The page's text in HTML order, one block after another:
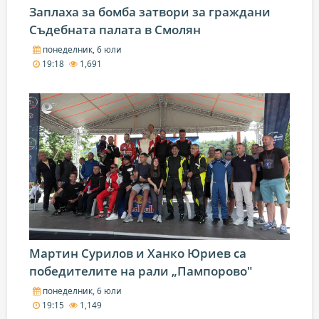
Заплаха за бомба затвори за граждани
Съдебната палата в Смолян
понеделник, 6 юли
19:18
1,691
Мартин Сурилов и Ханко Юриев са
победителите на рали „Пампорово"
понеделник, 6 юли
19:15
1,149